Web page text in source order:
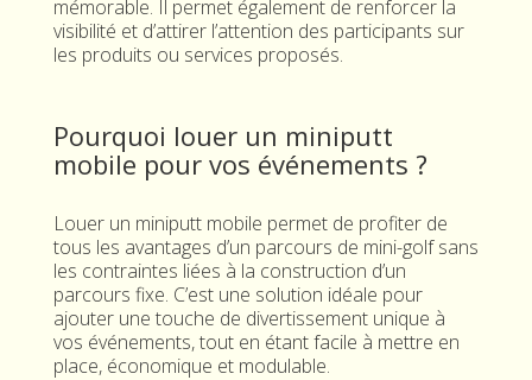
mémorable. Il permet également de renforcer la
visibilité et d’attirer l’attention des participants sur
les produits ou services proposés.
Pourquoi louer un miniputt
mobile pour vos événements ?
Louer un miniputt mobile permet de profiter de
tous les avantages d’un parcours de mini-golf sans
les contraintes liées à la construction d’un
parcours fixe. C’est une solution idéale pour
ajouter une touche de divertissement unique à
vos événements, tout en étant facile à mettre en
place, économique et modulable.